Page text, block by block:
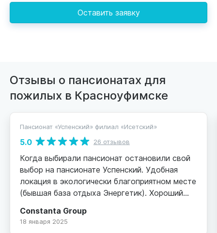
Оставить заявку
Отзывы о пансионатах для
пожилых в Красноуфимске
Пансионат «Успенский» филиал «Исетский»
5.0 26 отзывов
Когда выбирали пансионат остановили свой
выбор на пансионате Успенский. Удобная
локация в экологически благоприятном месте
(бывшая база отдыха Энергетик). Хороший
благоустроенная территория, парковка.
Внутри просторно, комфортные двухместные
Constanta Group
18 января 2025